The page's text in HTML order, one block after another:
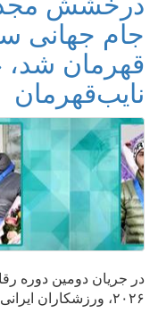
جام جهانی
قهرمان شد،
نایب‌قهرمان
در جریان دومین دوره
۲۰۲۶، ورزشکاران ایرانی باز هم خوش درخشیدند...